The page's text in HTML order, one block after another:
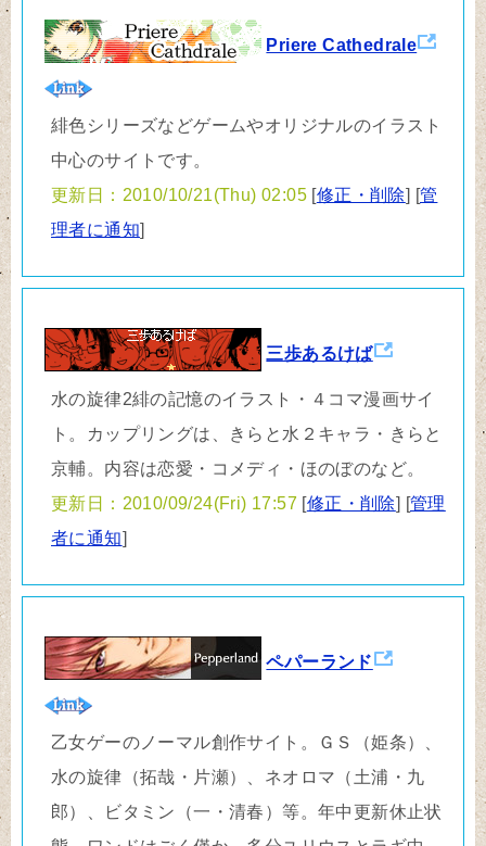
Priere Cathedrale
緋色シリーズなどゲームやオリジナルのイラスト
中心のサイトです。
更新日：2010/10/21(Thu) 02:05 [修正・削除] [管
理者に通知]
三歩あるけば
水の旋律2緋の記憶のイラスト・４コマ漫画サイ
ト。カップリングは、きらと水２キャラ・きらと
京輔。内容は恋愛・コメディ・ほのぼのなど。
更新日：2010/09/24(Fri) 17:57 [修正・削除] [管理
者に通知]
ペパーランド
乙女ゲーのノーマル創作サイト。ＧＳ（姫条）、
水の旋律（拓哉・片瀬）、ネオロマ（土浦・九
郎）、ビタミン（一・清春）等。年中更新休止状